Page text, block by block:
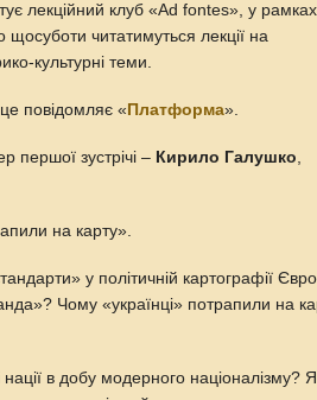
лекційний клуб «Ad fontes», у рамках
щосуботи читатимуться лекції на
культурні теми.
повідомляє « Платформа».
першої зустрічі – Кирило Галушко
на карту».
у політичній картографії
Чому «українці» потрапили на
в добу модерного націоналізму?